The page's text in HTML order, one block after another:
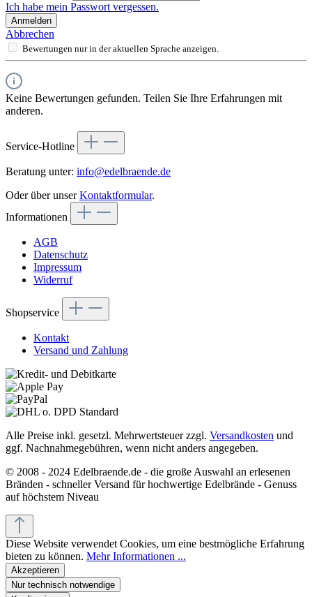
Ich habe mein Passwort vergessen.
Anmelden
Abbrechen
Bewertungen nur in der aktuellen Sprache anzeigen.
Keine Bewertungen gefunden. Teilen Sie Ihre Erfahrungen mit
anderen.
Service-Hotline
Beratung unter: info@edelbraende.de
Oder über unserKontaktformular.
Informationen
AGB
Datenschutz
Impressum
Widerruf
Shopservice
Kontakt
Versand und Zahlung
Alle Preise inkl. gesetzl. Mehrwertsteuer zzgl. Versandkosten und
ggf. Nachnahmegebühren, wenn nicht anders angegeben.
© 2008 - 2024 Edelbraende.de - die große Auswahl an erlesenen
Bränden - schneller Versand für hochwertige Edelbrände - Genuss
auf höchstem Niveau
Diese Website verwendet Cookies, um eine bestmögliche Erfahrung
bieten zu können. Mehr Informationen ...
Akzeptieren
Nur technisch notwendige